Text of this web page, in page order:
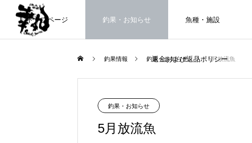
トップページ 釣果・お知らせ 魚種・施設
返金および返品ポリシー
釣果情報 釣果・お知らせ 5月放流魚
釣果・お知らせ
5月放流魚